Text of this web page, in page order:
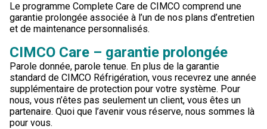
Le programme Complete Care de CIMCO comprend une
garantie prolongée associée à l’un de nos plans d’entretien
et de maintenance personnalisés.
CIMCO Care – garantie prolongée
Parole donnée, parole tenue. En plus de la garantie
standard de CIMCO Réfrigération, vous recevrez une année
supplémentaire de protection pour votre système. Pour
nous, vous n’êtes pas seulement un client, vous êtes un
partenaire. Quoi que l’avenir vous réserve, nous sommes là
pour vous.